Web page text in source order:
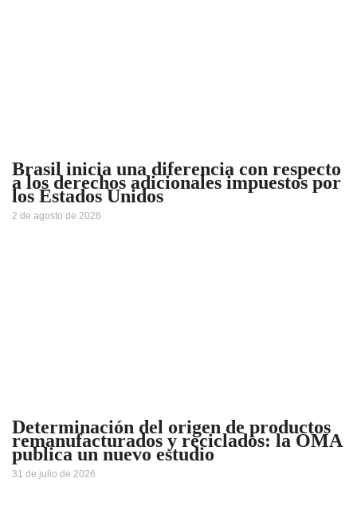
Brasil inicia una diferencia con respecto
a los derechos adicionales impuestos por
los Estados Unidos
2 de agosto de 2026
Determinación del origen de productos
remanufacturados y reciclados: la OMA
publica un nuevo estudio
31 de julio de 2026